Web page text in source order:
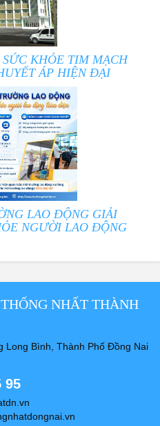
KHỎE TIM MẠCH
ÁP HIỆN ĐẠI
LAO ĐỘNG GIẢI
NGƯỜI LAO ĐỘNG
NHẤT THÀNH
Long Bình, Thành Phố Đồng Nai
95